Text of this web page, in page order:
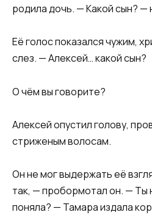
родила дочь. — Какой сын? —
Её голос показался чужим,
слез. — Алексей… какой сын?
О чём вы говорите?
Алексей опустил голову,
стриженым волосам.
Он не мог выдержать её
так, — пробормотал он. — Ты
поняла? — Тамара издала